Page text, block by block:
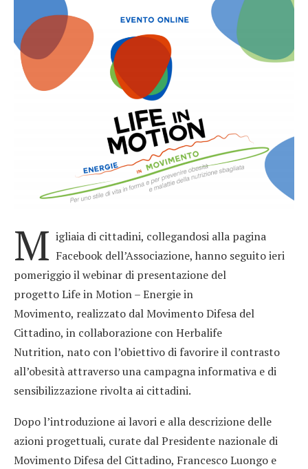
M igliaia di cittadini, collegandosi alla pagina
Facebook dell’Associazione, hanno seguito ieri
pomeriggio il webinar di presentazione del
progetto Life in Motion – Energie in
Movimento, realizzato dal Movimento Difesa del
Cittadino, in collaborazione con Herbalife
Nutrition, nato con l’obiettivo di favorire il contrasto
all’obesità attraverso una campagna informativa e di
sensibilizzazione rivolta ai cittadini.
Dopo l’introduzione ai lavori e alla descrizione delle
azioni progettuali, curate dal Presidente nazionale di
Movimento Difesa del Cittadino, Francesco Luongo e